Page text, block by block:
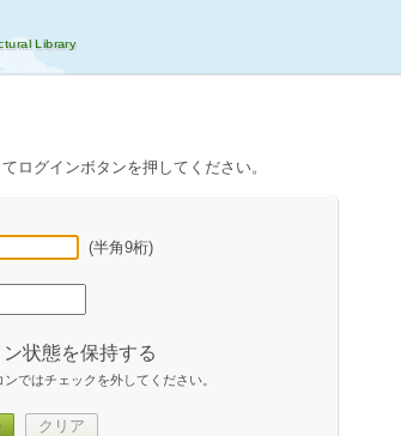
ログインボタンを押してください。
(半角9桁)
状態を保持する
ではチェックを外してください。
クリア